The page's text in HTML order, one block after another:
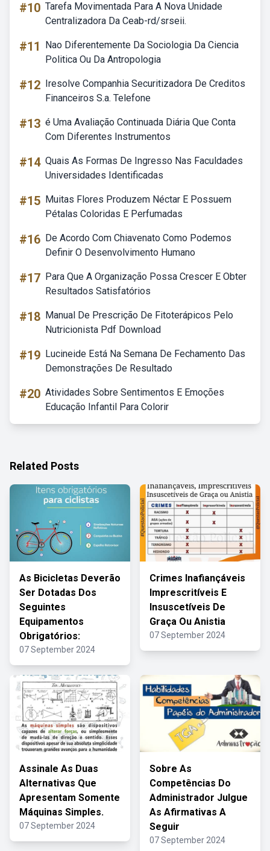
#10 Tarefa Movimentada Para A Nova Unidade
Centralizadora Da Ceab-rd/srseii.
#11
Nao Diferentemente Da Sociologia Da Ciencia
Politica Ou Da Antropologia
#12 Iresolve Companhia Securitizadora De Creditos
Financeiros S.a. Telefone
#13 é Uma Avaliação Continuada Diária Que Conta
Com Diferentes Instrumentos
#14 Quais As Formas De Ingresso Nas Faculdades
Universidades Identificadas
#15 Muitas Flores Produzem Néctar E Possuem
Pétalas Coloridas E Perfumadas
#16 De Acordo Com Chiavenato Como Podemos
Definir O Desenvolvimento Humano
#17 Para Que A Organização Possa Crescer E Obter
Resultados Satisfatórios
#18 Manual De Prescrição De Fitoterápicos Pelo
Nutricionista Pdf Download
#19 Lucineide Está Na Semana De Fechamento Das
Demonstrações De Resultado
#20 Atividades Sobre Sentimentos E Emoções
Educação Infantil Para Colorir
Related Posts
As Bicicletas Deverão
Ser Dotadas Dos
Seguintes
Equipamentos
Obrigatórios:
07 September 2024
Crimes Inafiançáveis
Imprescritíveis E
Insuscetíveis De
Graça Ou Anistia
07 September 2024
Assinale As Duas
Alternativas Que
Apresentam Somente
Máquinas Simples.
07 September 2024
Sobre As
Competências Do
Administrador Julgue
As Afirmativas A
Seguir
07 September 2024